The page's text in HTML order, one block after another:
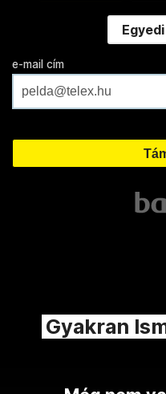
e-mail cím
Gyakran